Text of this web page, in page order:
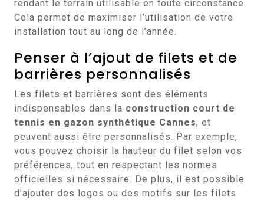
rendant le terrain utilisable en toute circonstance.
Cela permet de maximiser l’utilisation de votre
installation tout au long de l’année.
Penser à l’ajout de filets et de
barrières personnalisés
Les filets et barrières sont des éléments
indispensables dans la construction court de
tennis en gazon synthétique Cannes, et
peuvent aussi être personnalisés. Par exemple,
vous pouvez choisir la hauteur du filet selon vos
préférences, tout en respectant les normes
officielles si nécessaire. De plus, il est possible
d’ajouter des logos ou des motifs sur les filets